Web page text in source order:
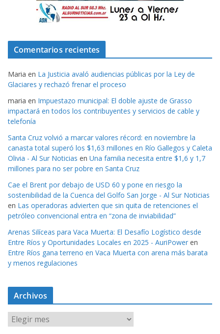
Comentarios recientes
Maria en La Justicia avaló audiencias públicas por la Ley de
Glaciares y rechazó frenar el proceso
maria en Impuestazo municipal: El doble ajuste de Grasso
impactará en todos los contribuyentes y servicios de cable y
telefonía
Santa Cruz volvió a marcar valores récord: en noviembre la
canasta total superó los $1,63 millones en Río Gallegos y Caleta
Olivia - Al Sur Noticias en Una familia necesita entre $1,6 y 1,7
millones para no ser pobre en Santa Cruz
Cae el Brent por debajo de USD 60 y pone en riesgo la
sostenibilidad de la Cuenca del Golfo San Jorge - Al Sur Noticias
en Las operadoras advierten que sin quita de retenciones el
petróleo convencional entra en “zona de inviabilidad”
Arenas Silíceas para Vaca Muerta: El Desafío Logístico desde
Entre Ríos y Oportunidades Locales en 2025 - AuriPower en
Entre Ríos gana terreno en Vaca Muerta con arena más barata
y menos regulaciones
Archivos